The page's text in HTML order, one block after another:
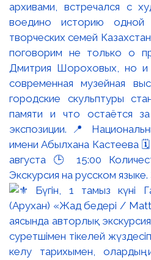
архивами, встречался с
воедино историю одной
творческих семей
поговорим не только о
Дмитрия Шороховых, но и
современная музейная
городские скульптуры
памяти и что остаётся
экспозиции. 📍
имени Абылхана Кастеева 🗓
августа 🕒 15:00
Экскурсия на русском языке.